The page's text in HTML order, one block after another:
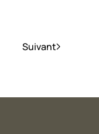
Suivant